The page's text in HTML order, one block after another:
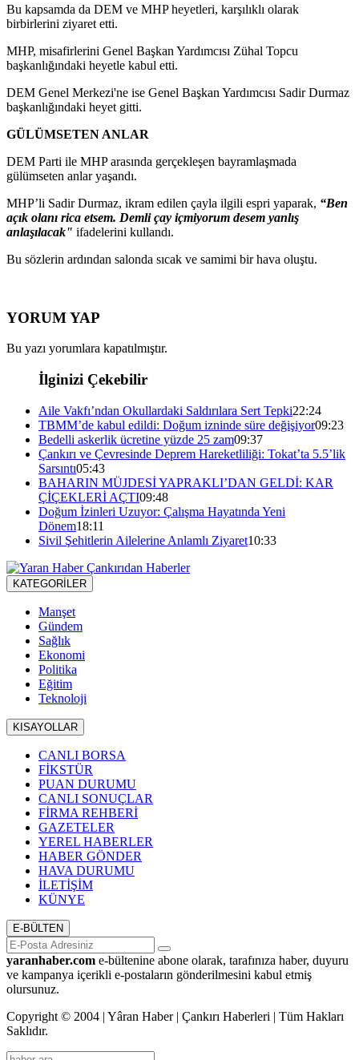
Bu kapsamda da DEM ve MHP heyetleri, karşılıklı olarak
birbirlerini ziyaret etti.
MHP, misafirlerini Genel Başkan Yardımcısı Zühal Topcu
başkanlığındaki heyetle kabul etti.
DEM Genel Merkezi'ne ise Genel Başkan Yardımcısı Sadir Durmaz
başkanlığındaki heyet gitti.
GÜLÜMSETEN ANLAR
DEM Parti ile MHP arasında gerçekleşen bayramlaşmada
gülümseten anlar yaşandı.
MHP’li Sadir Durmaz, ikram edilen çayla ilgili espri yaparak, “Ben
açık olanı rica etsem. Demli çay içmiyorum desem yanlış
anlaşılacak" ifadelerini kullandı.
Bu sözlerin ardından salonda sıcak ve samimi bir hava oluştu.
YORUM YAP
Bu yazı yorumlara kapatılmıştır.
İlginizi Çekebilir
Aile Vakfı’ndan Okullardaki Saldırılara Sert Tepki22:24
TBMM’de kabul edildi: Doğum izninde süre değişiyor09:23
Bedelli askerlik ücretine yüzde 25 zam09:37
Çankırı ve Çevresinde Deprem Hareketliliği: Tokat’ta 5.5’lik
Sarsıntı05:43
BAHARIN MÜJDESİ YAPRAKLI’DAN GELDİ: KAR
ÇİÇEKLERİ AÇTI09:48
Doğum İzinleri Uzuyor: Çalışma Hayatında Yeni
Dönem18:11
Sivil Şehitlerin Ailelerine Anlamlı Ziyaret10:33
KATEGORİLER
Manşet
Gündem
Sağlık
Ekonomi
Politika
Eğitim
Teknoloji
KISAYOLLAR
CANLI BORSA
FİKSTÜR
PUAN DURUMU
CANLI SONUÇLAR
FİRMA REHBERİ
GAZETELER
YEREL HABERLER
HABER GÖNDER
HAVA DURUMU
İLETİŞİM
KÜNYE
E-BÜLTEN
yaranhaber.com e-bültenine abone olarak, tarafınıza haber, duyuru
ve kampanya içerikli e-postaların gönderilmesini kabul etmiş
olursunuz.
Copyright © 2004 | Yâran Haber | Çankırı Haberleri | Tüm Hakları
Saklıdır.